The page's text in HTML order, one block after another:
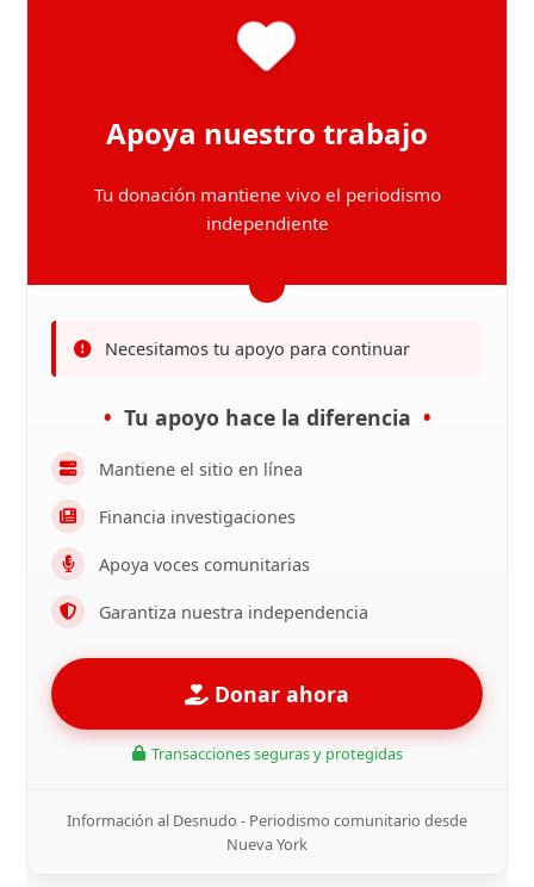
Apoya nuestro trabajo
Tu donación mantiene vivo el periodismo
independiente
Necesitamos tu apoyo para continuar
Tu apoyo hace la diferencia
Mantiene el sitio en línea
Financia investigaciones
Apoya voces comunitarias
Garantiza nuestra independencia
Donar ahora
Transacciones seguras y protegidas
Información al Desnudo - Periodismo comunitario desde
Nueva York